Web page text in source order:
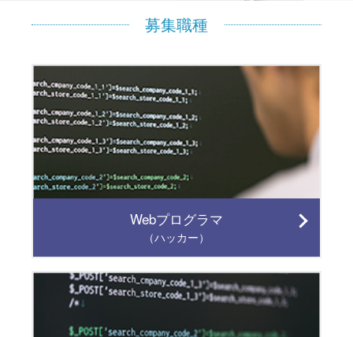
募集職種
Webプログラマ
（ハッカー）